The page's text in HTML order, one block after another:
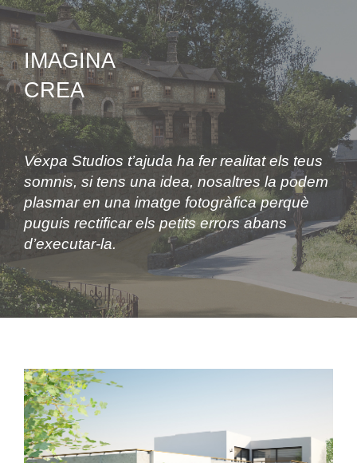
IMAGINA
CREA
Vexpa Studios t’ajuda ha fer realitat els teus
somnis, si tens una idea, nosaltres la podem
plasmar en una imatge fotogràfica perquè
puguis rectificar els petits errors abans
d’executar-la.